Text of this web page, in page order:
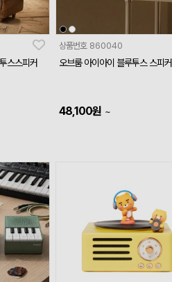
스스피커
상품번호 860040
오브룸 아이아이 블루투스 스피커
48,100원 ~